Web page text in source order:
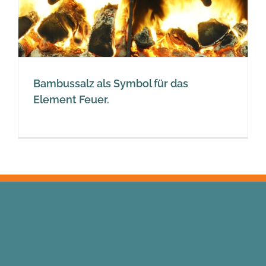
Bambussalz als Symbol für das
Element Feuer.